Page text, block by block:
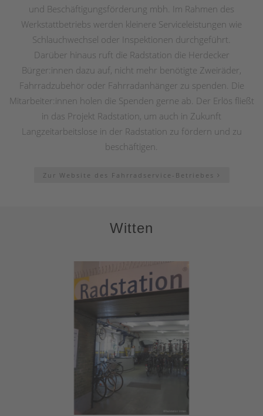
und Beschäftigungsförderung mbh. Im Rahmen des
Werkstattbetriebs werden kleinere Serviceleistungen wie
Schlauchwechsel oder Inspektionen durchgeführt.
Darüber hinaus ruft die Radstation die Herdecker
Bürger:innen dazu auf, nicht mehr benötigte Zweiräder,
Fahrradzubehör oder Fahrradanhänger zu spenden. Die
Mitarbeiter:innen holen die Spenden gerne ab. Der Erlös fließt
in das Projekt Radstation, um auch in Zukunft
Langzeitarbeitslose in der Radstation zu fördern und zu
beschäftigen.
Zur Website des Fahrradservice-Betriebes
Witten